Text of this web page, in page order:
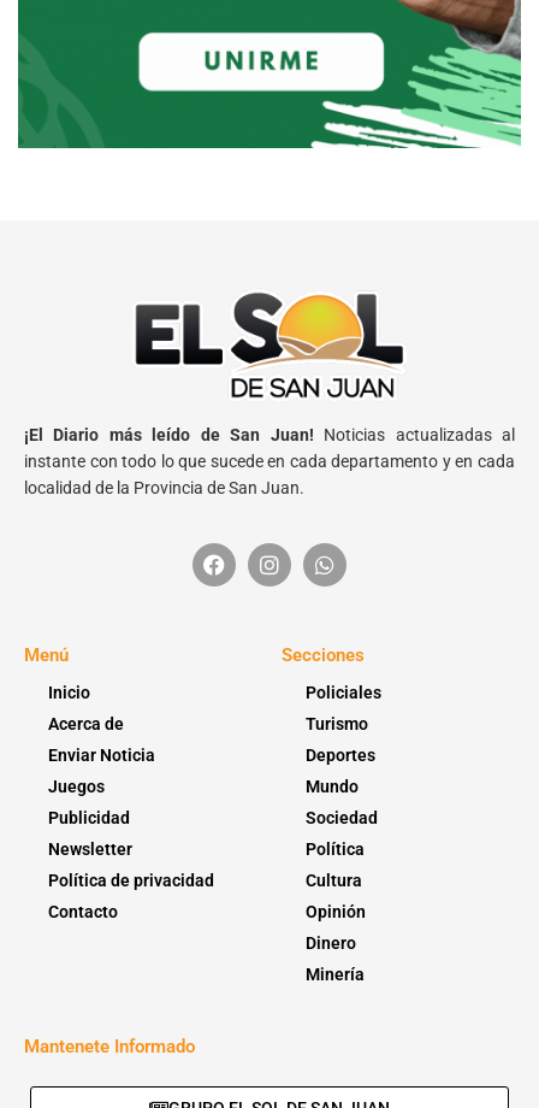
¡El Diario más leído de San Juan! Noticias actualizadas al
instante con todo lo que sucede en cada departamento y en cada
localidad de la Provincia de San Juan.
Menú
Inicio
Acerca de
Enviar Noticia
Juegos
Publicidad
Newsletter
Política de privacidad
Contacto
Secciones
Policiales
Turismo
Deportes
Mundo
Sociedad
Política
Cultura
Opinión
Dinero
Minería
Mantenete Informado